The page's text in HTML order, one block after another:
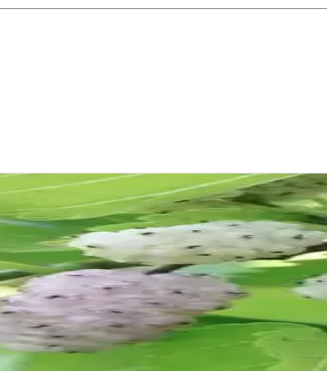
dekorativ, tæt krone.
som tiltrækker bier og andre bestøvende insekter.
frugter per kapsel. Modner i efteråret.